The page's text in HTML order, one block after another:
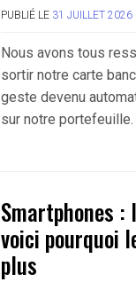
PUBLIÉ LE 31 JUILLET 2026
Nous avons tous
sortir notre carte
geste devenu
sur notre
Smartphones :
voici pourquoi
plus